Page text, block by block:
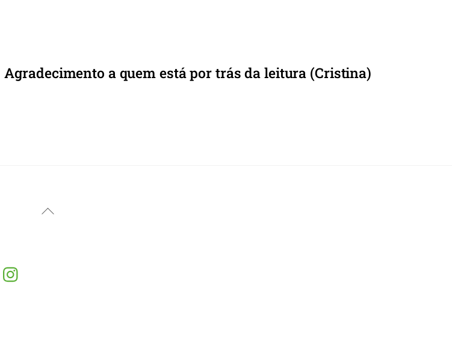
Agradecimento a quem está por trás da leitura (Cristina)
Back
Facebook